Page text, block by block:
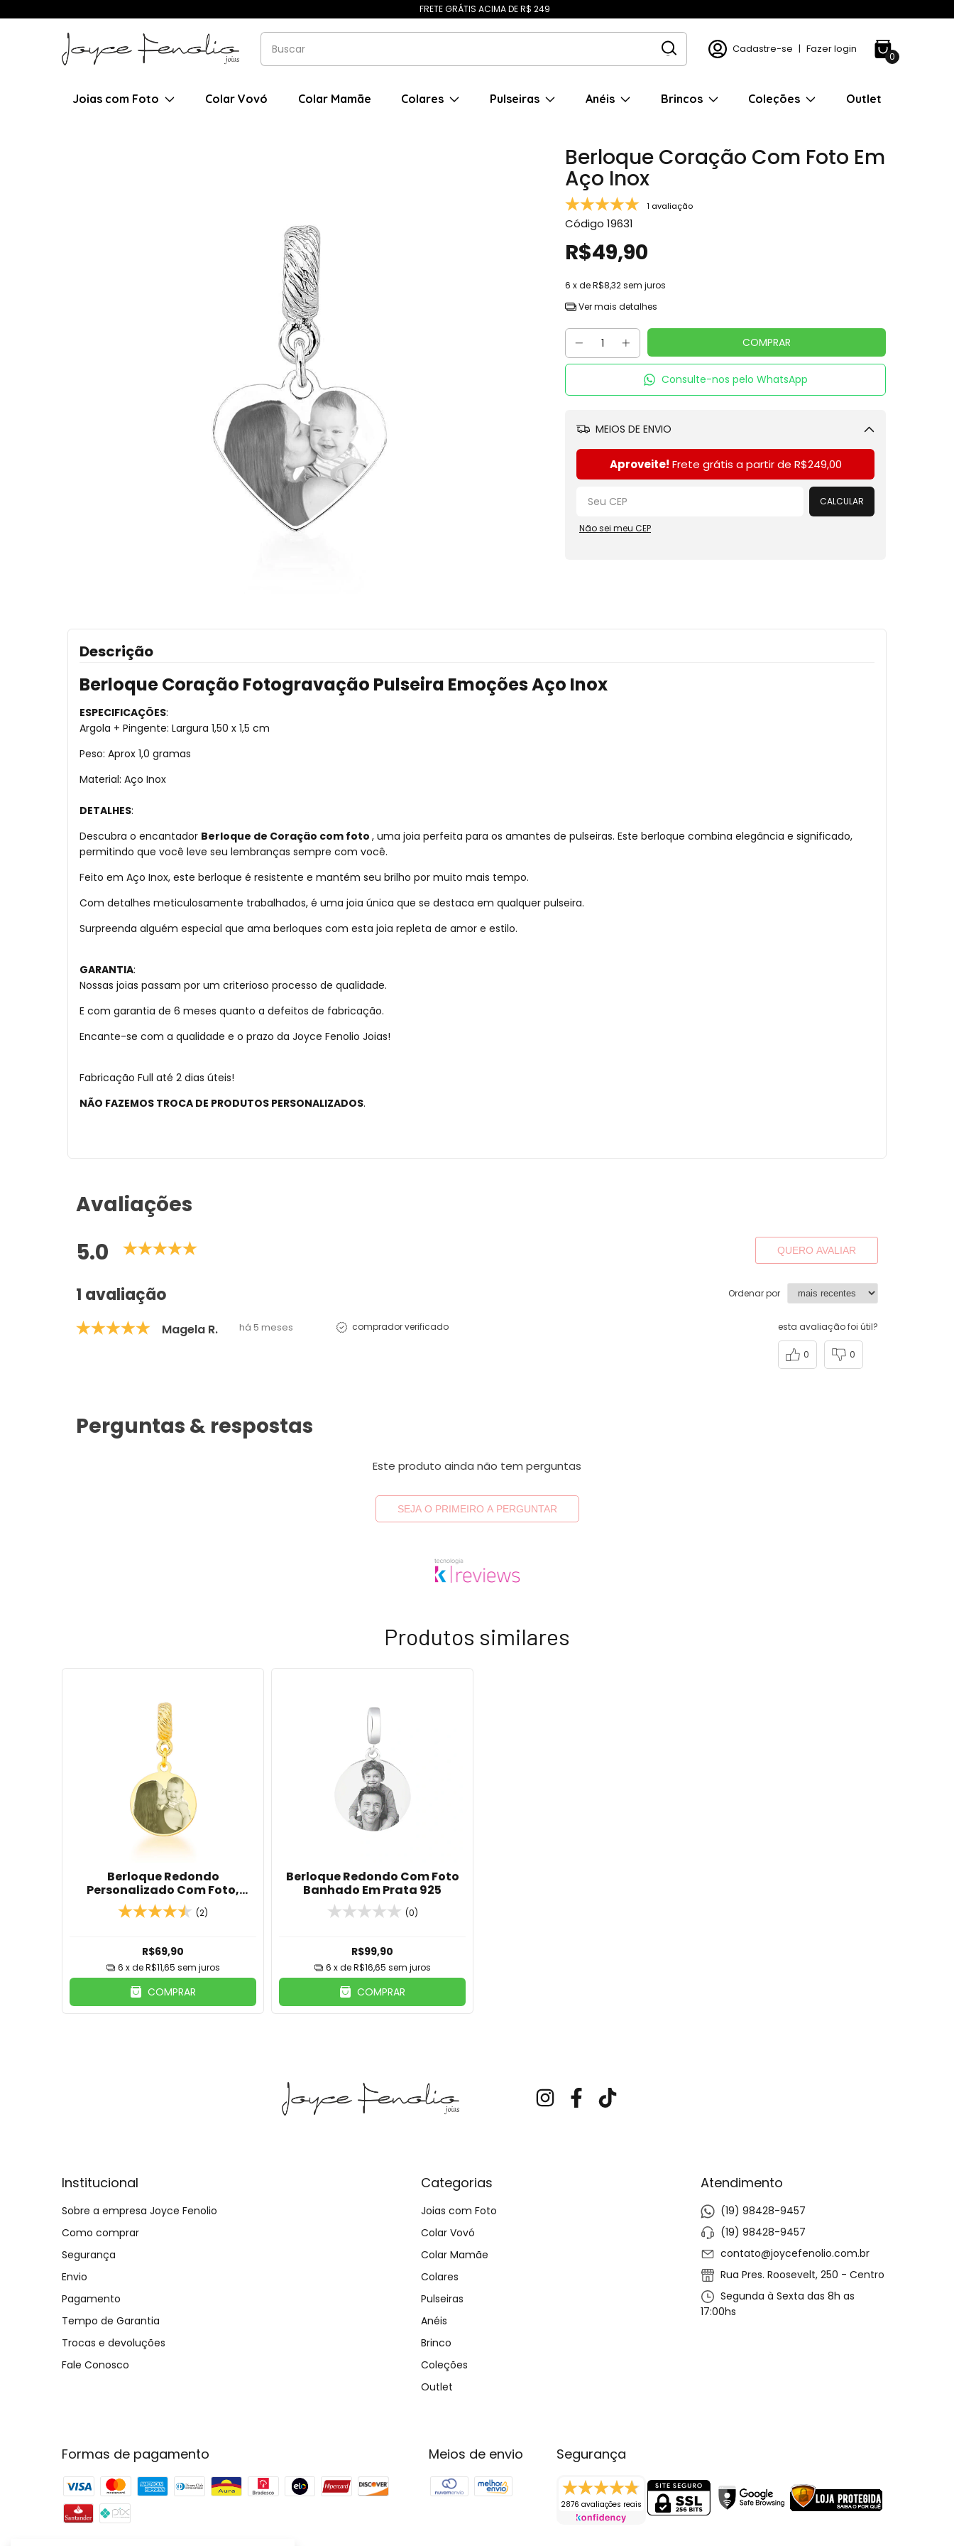
FRETE GRÁTIS ACIMA DE R$ 249
Cadastre-se | Fazer login
0
Joias com Foto Colar Vovó Colar Mamãe Colares Pulseiras Anéis Brincos Coleções Outlet
Berloque Coração Com Foto Em
Aço Inox
1 avaliação
Código 19631
R$49,90
6 x deR$8,32sem juros
Ver mais detalhes
Consulte-nos pelo WhatsApp
MEIOS DE ENVIO
Aproveite! Frete grátis a partir de R$249,00
CALCULAR
Não sei meu CEP
Descrição
Berloque Coração Fotogravação Pulseira Emoções Aço Inox
ESPECIFICAÇÕES:
Argola + Pingente: Largura 1,50 x 1,5 cm
Peso: Aprox 1,0 gramas
Material: Aço Inox
DETALHES:
Descubra o encantador Berloque de Coração com foto , uma joia perfeita para os amantes de pulseiras. Este berloque combina elegância e significado,
permitindo que você leve seu lembranças sempre com você.
Feito em Aço Inox, este berloque é resistente e mantém seu brilho por muito mais tempo.
Com detalhes meticulosamente trabalhados, é uma joia única que se destaca em qualquer pulseira.
Surpreenda alguém especial que ama berloques com esta joia repleta de amor e estilo.
GARANTIA:
Nossas joias passam por um criterioso processo de qualidade.
E com garantia de 6 meses quanto a defeitos de fabricação.
Encante-se com a qualidade e o prazo da Joyce Fenolio Joias!
Fabricação Full até 2 dias úteis!
NÃO FAZEMOS TROCA DE PRODUTOS PERSONALIZADOS.
Avaliações
5.0 QUERO AVALIAR
1 avaliação Ordenar por
Magela R. há 5 meses comprador verificado esta avaliação foi útil?
0 0
Perguntas & respostas
Este produto ainda não tem perguntas
SEJA O PRIMEIRO A PERGUNTAR
Produtos similares
Berloque Redondo
Personalizado Com Foto,
Nome ou Frase
(2)
R$69,90
6 x deR$11,65 sem juros
COMPRAR
Berloque Redondo Com Foto
Banhado Em Prata 925
(0)
R$99,90
6 x deR$16,65 sem juros
COMPRAR
Institucional
Sobre a empresa Joyce Fenolio
Como comprar
Segurança
Envio
Pagamento
Tempo de Garantia
Trocas e devoluções
Fale Conosco
Categorias
Joias com Foto
Colar Vovó
Colar Mamãe
Colares
Pulseiras
Anéis
Brinco
Coleções
Outlet
Atendimento
(19) 98428-9457
(19) 98428-9457
contato@joycefenolio.com.br
Rua Pres. Roosevelt, 250 - Centro
Segunda à Sexta das 8h as
17:00hs
Formas de pagamento Meios de envio Segurança
2876 avaliações reais